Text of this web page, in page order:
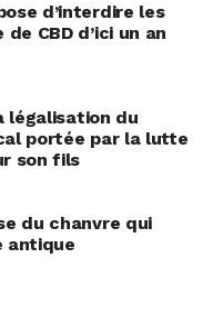
d’interdire les
CBD d’ici un an
légalisation du
portée par la lutte
son fils
du chanvre qui
antique